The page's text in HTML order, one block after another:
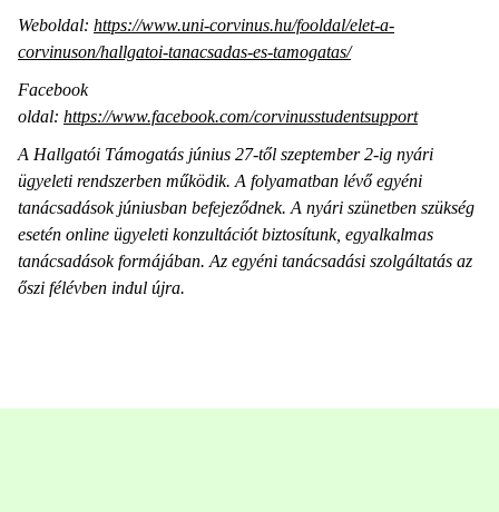
Weboldal: https://www.uni-corvinus.hu/fooldal/elet-a-
corvinuson/hallgatoi-tanacsadas-es-tamogatas/
Facebook
oldal: https://www.facebook.com/corvinusstudentsupport
A Hallgatói Támogatás június 27-től szeptember 2-ig nyári
ügyeleti rendszerben működik. A folyamatban lévő egyéni
tanácsadások júniusban befejeződnek. A nyári szünetben szükség
esetén online ügyeleti konzultációt biztosítunk, egyalkalmas
tanácsadások formájában. Az egyéni tanácsadási szolgáltatás az
őszi félévben indul újra.